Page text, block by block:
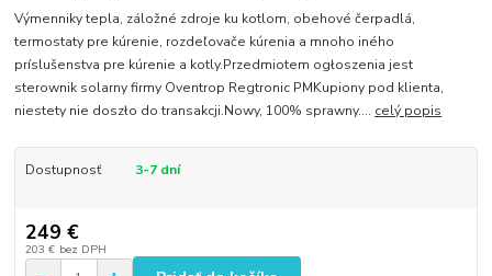
Výmenniky tepla, záložné zdroje ku kotlom, obehové čerpadlá,
termostaty pre kúrenie, rozdeľovače kúrenia a mnoho iného
príslušenstva pre kúrenie a kotly.Przedmiotem ogłoszenia jest
sterownik solarny firmy Oventrop Regtronic PMKupiony pod klienta,
niestety nie doszło do transakcji.Nowy, 100% sprawny.... celý popis
Dostupnosť 3-7 dní
249 €
203 € bez DPH